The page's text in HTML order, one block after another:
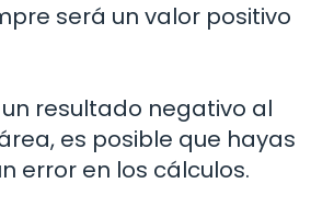
será un valor positivo
resultado negativo al
es posible que hayas
error en los cálculos.